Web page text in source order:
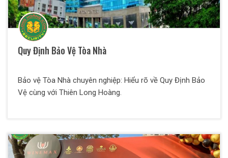
Quy Định Bảo Vệ Tòa Nhà
Bảo vệ Tòa Nhà chuyên nghiệp: Hiểu rõ về Quy Định Bảo
Vệ cùng với Thiên Long Hoàng.